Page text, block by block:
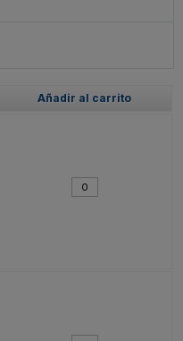
Añadir al carrito